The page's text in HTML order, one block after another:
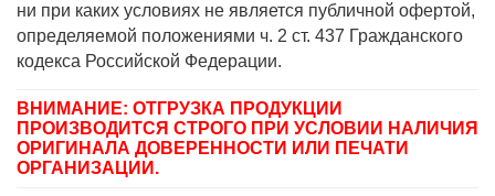
ни при каких условиях не является публичной офертой,
определяемой положениями ч. 2 ст. 437 Гражданского
кодекса Российской Федерации.
ВНИМАНИЕ: ОТГРУЗКА ПРОДУКЦИИ
ПРОИЗВОДИТСЯ СТРОГО ПРИ УСЛОВИИ НАЛИЧИЯ
ОРИГИНАЛА ДОВЕРЕННОСТИ ИЛИ ПЕЧАТИ
ОРГАНИЗАЦИИ.